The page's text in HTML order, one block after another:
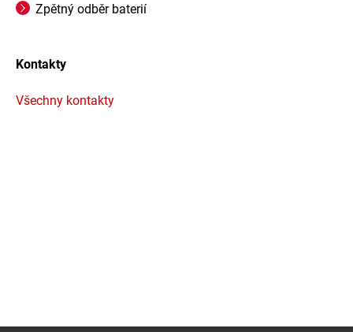
Zpětný odběr baterií
Kontakty
Všechny kontakty